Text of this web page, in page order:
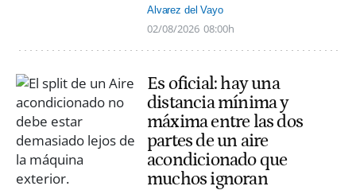
Alvarez del Vayo
02/08/2026 08:00h
Es oficial: hay una
distancia mínima y
máxima entre las dos
partes de un aire
acondicionado que
muchos ignoran